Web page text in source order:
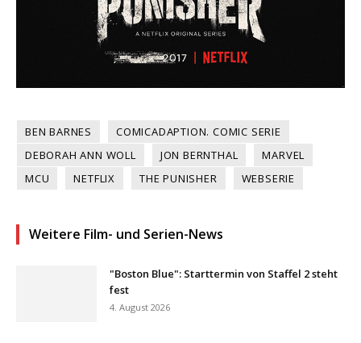
BEN BARNES
COMICADAPTION. COMIC SERIE
DEBORAH ANN WOLL
JON BERNTHAL
MARVEL
MCU
NETFLIX THE PUNISHER WEBSERIE
Weitere Film- und Serien-News
"Boston Blue": Starttermin von Staffel 2 steht
fest
4. August 2026